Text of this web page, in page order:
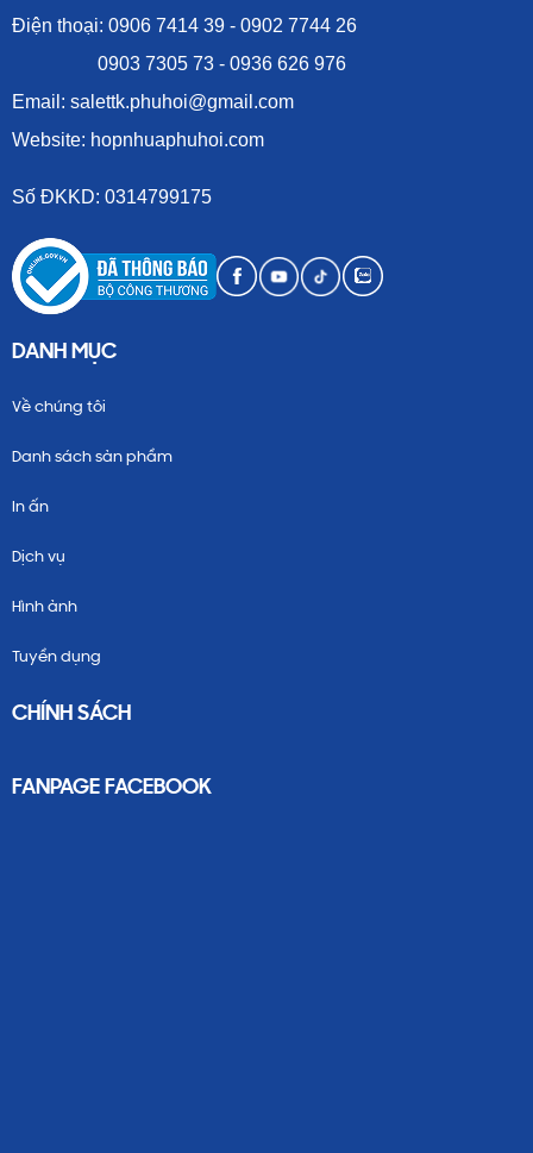
Điện thoại: 0906 7414 39 - 0902 7744 26
0903 7305 73 - 0936 626 976
Email: salettk.phuhoi@gmail.com
Website: hopnhuaphuhoi.com
Số ĐKKD: 0314799175
DANH MỤC
Về chúng tôi
Danh sách sản phẩm
In ấn
Dịch vụ
Hình ảnh
Tuyển dụng
CHÍNH SÁCH
FANPAGE FACEBOOK